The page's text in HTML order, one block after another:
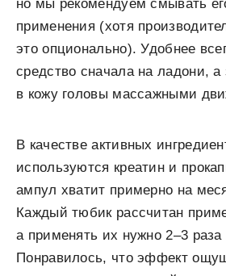
но мы рекомендуем смывать
применения (хотя
это опционально). Удобнее
средство сначала на ладони, а
в кожу головы массажными
В качестве активных
используются креатин и
ампул хватит примерно на
Каждый тюбик рассчитан
а применять их нужно 2–3
Понравилось, что эффект